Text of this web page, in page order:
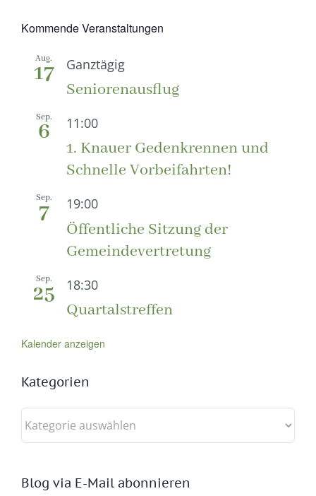
Kommende Veranstaltungen
Aug.
17 Ganztägig
Seniorenausflug
Sep.
6 11:00
1. Knauer Gedenkrennen und
Schnelle Vorbeifahrten!
Sep.
7 19:00
Öffentliche Sitzung der
Gemeindevertretung
Sep.
25 18:30
Quartalstreffen
Kalender anzeigen
Kategorien
Kategorien
Blog via E-Mail abonnieren